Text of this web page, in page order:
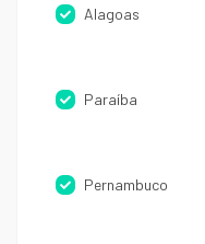
Alagoas
Paraíba
Pernambuco